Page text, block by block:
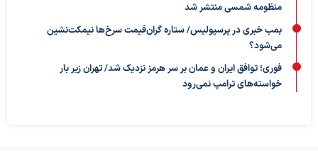
منظومه شمسی منتشر شد
بمب خبری در پرسپولیس/ ستاره گران‌قیمت سرخ‌ها نیمکت‌نشین
می‌شود؟
فوری؛ توافق ایران و عمان بر سر هرمز نزدیک شد/ تهران زیر بار
خواسته‌های ترامپ نمی‌رود